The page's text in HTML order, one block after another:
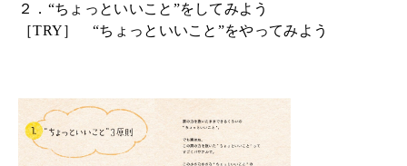
２．“ちょっといいこと”をしてみよう
［TRY］ “ちょっといいこと”をやってみよう